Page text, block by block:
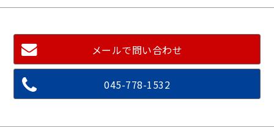
メールで問い合わせ
045-778-1532